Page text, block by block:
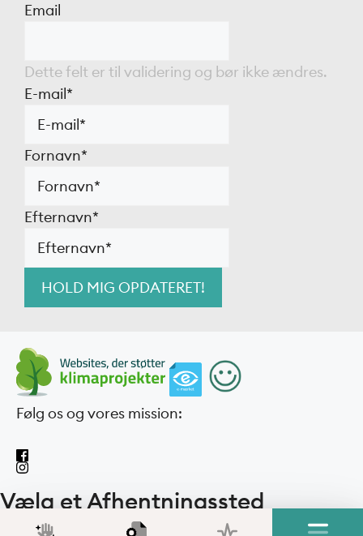
Email
Dette felt er til validering og bør ikke ændres.
E-mail*
Fornavn*
Efternavn*
Følg os og vores mission:
Vælg et Afhentningssted